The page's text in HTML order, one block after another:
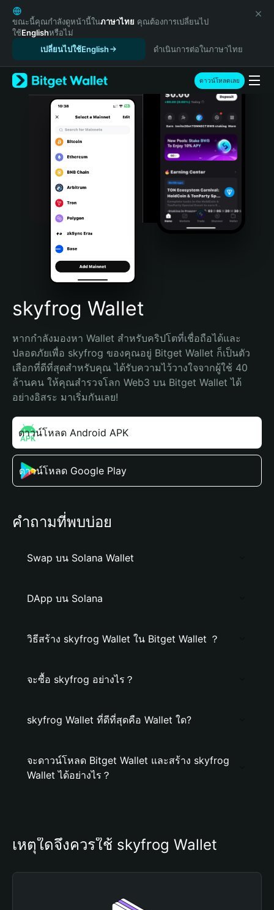
English
日本語
Tiếng Việt
Español (Latinoamérica)
Türkçe
Italiano
Português (Portugal)
Bahasa Indonesia
Português (Brasil)
Español (Argentina)
ขณะนี้คุณกำลังดูหน้านี้ในภาษาไทย คุณต้องการเปลี่ยนไป
ใช้Englishหรือไม่
เปลี่ยนไปใช้English
ดำเนินการต่อในภาษาไทย
ดาวน์โหลดเลย
skyfrog Wallet
หากกำลังมองหา Wallet สำหรับคริปโตที่เชื่อถือได้และ
ปลอดภัยเพื่อ skyfrog ของคุณอยู่ Bitget Wallet ก็เป็นตัว
เลือกที่ดีที่สุดสำหรับคุณ ได้รับความไว้วางใจจากผู้ใช้ 40
ล้านคน ให้คุณสำรวจโลก Web3 บน Bitget Wallet ได้
อย่างอิสระ มาเริ่มกันเลย!
ดาวน์โหลด Android APK
ดาวน์โหลด Google Play
คำถามที่พบบ่อย
Swap บน Solana Wallet
DApp บน Solana
วิธีสร้าง skyfrog Wallet ใน Bitget Wallet ？
จะซื้อ skyfrog อย่างไร？
skyfrog Wallet ที่ดีที่สุดคือ Wallet ใด?
จะดาวน์โหลด Bitget Wallet และสร้าง skyfrog
Wallet ได้อย่างไร？
เหตุใดจึงควรใช้ skyfrog Wallet